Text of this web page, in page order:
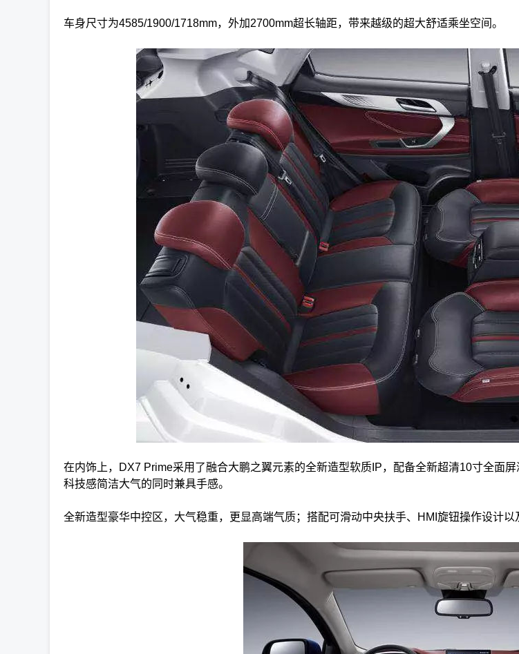
车身尺寸为4585/1900/1718mm，外加2700mm超长轴距，带来越级的超大舒适乘坐空间。
在内饰上，DX7 Prime采用了融合大鹏之翼元素的全新造型软质IP，配备全新超清10寸全面
科技感简洁大气的同时兼具手感。
全新造型豪华中控区，大气稳重，更显高端气质；搭配可滑动中央扶手、HMI旋钮操作设计以